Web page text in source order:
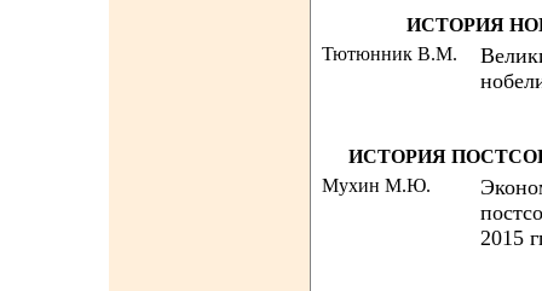
ИСТОРИЯ
Тютюнник В.М.
ИСТОРИЯ
Мухин М.Ю.
2015